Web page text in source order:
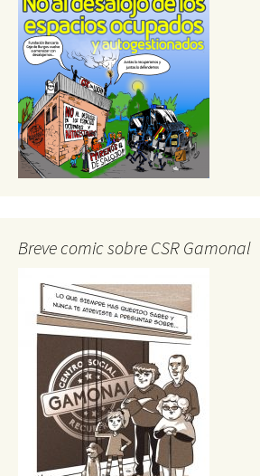
Breve comic sobre CSR Gamonal